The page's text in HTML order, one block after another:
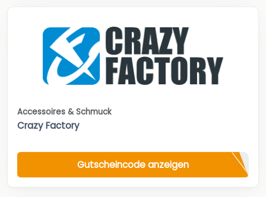
Accessoires & Schmuck
Crazy Factory
Gutscheincode anzeigen